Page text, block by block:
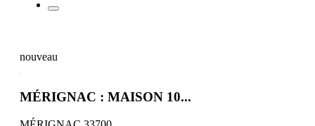
nouveau
MÉRIGNAC : MAISON 10...